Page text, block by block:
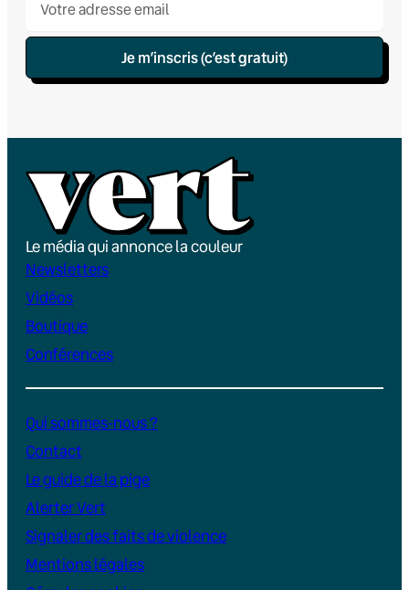
Je m’inscris (c’est gratuit)
Le média qui annonce la couleur
Newsletters
Vidéos
Boutique
Conférences
Qui sommes-nous ?
Contact
Le guide de la pige
Alerter Vert
Signaler des faits de violence
Mentions légales